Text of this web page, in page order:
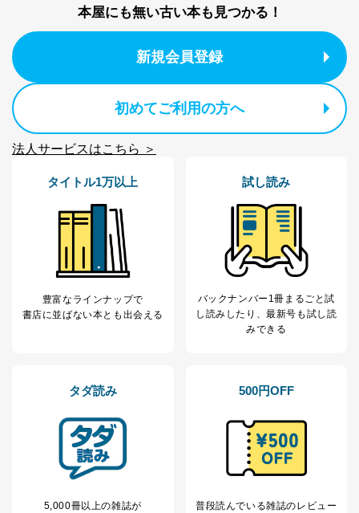
本屋にも無い古い本も見つかる！
新規会員登録
初めてご利用の方へ
法人サービスはこちら ＞
タイトル1万以上
豊富なラインナップで
書店に並ばない本とも出会える
試し読み
バックナンバー1冊まるごと試
し読み したり、最新号も試し読
みできる
タダ読み
5,000冊以上の雑誌が
500円OFF
普段読んでいる雑誌のレビュー